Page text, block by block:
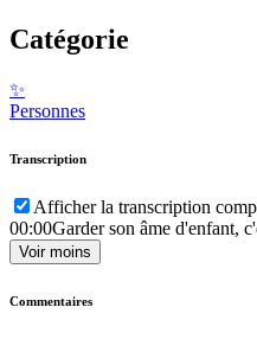
Catégorie
✨
Personnes
Transcription
Afficher la transcription
00:00Garder son âme d'enfant,
Voir moins
Commentaires